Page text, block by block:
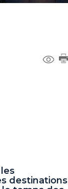
destinations